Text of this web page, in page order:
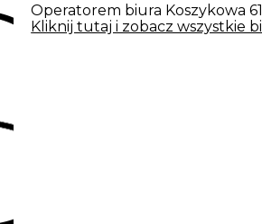
Operatorem biura Koszykowa
Kliknij tutaj i zobacz wszystkie